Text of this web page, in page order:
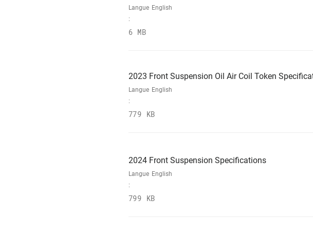
Langue
:
English
6 MB
2023 Front Suspension Oil Air Coil Token
Langue
:
English
779 KB
2024 Front Suspension Specifications
Langue
:
English
799 KB